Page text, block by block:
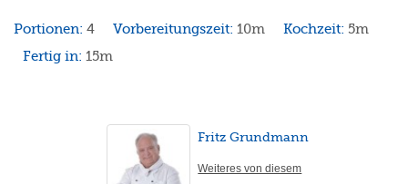
Portionen:4 Vorbereitungszeit:10m Kochzeit:5m
Fertig in:15m
Fritz Grundmann
Weiteres von diesem